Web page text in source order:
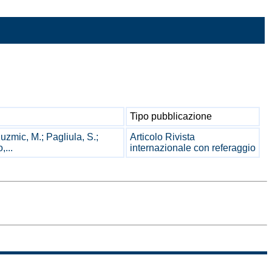
Tipo pubblicazione
M.; Pagliula, S.;
Articolo Rivista
internazionale con referaggio